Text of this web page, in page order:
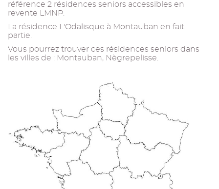
référence 2 résidences seniors accessibles en
revente LMNP.
La résidence L'Odalisque à Montauban en fait
partie.
Vous pourrez trouver ces résidences seniors dans
les villes de : Montauban, Nègrepelisse.